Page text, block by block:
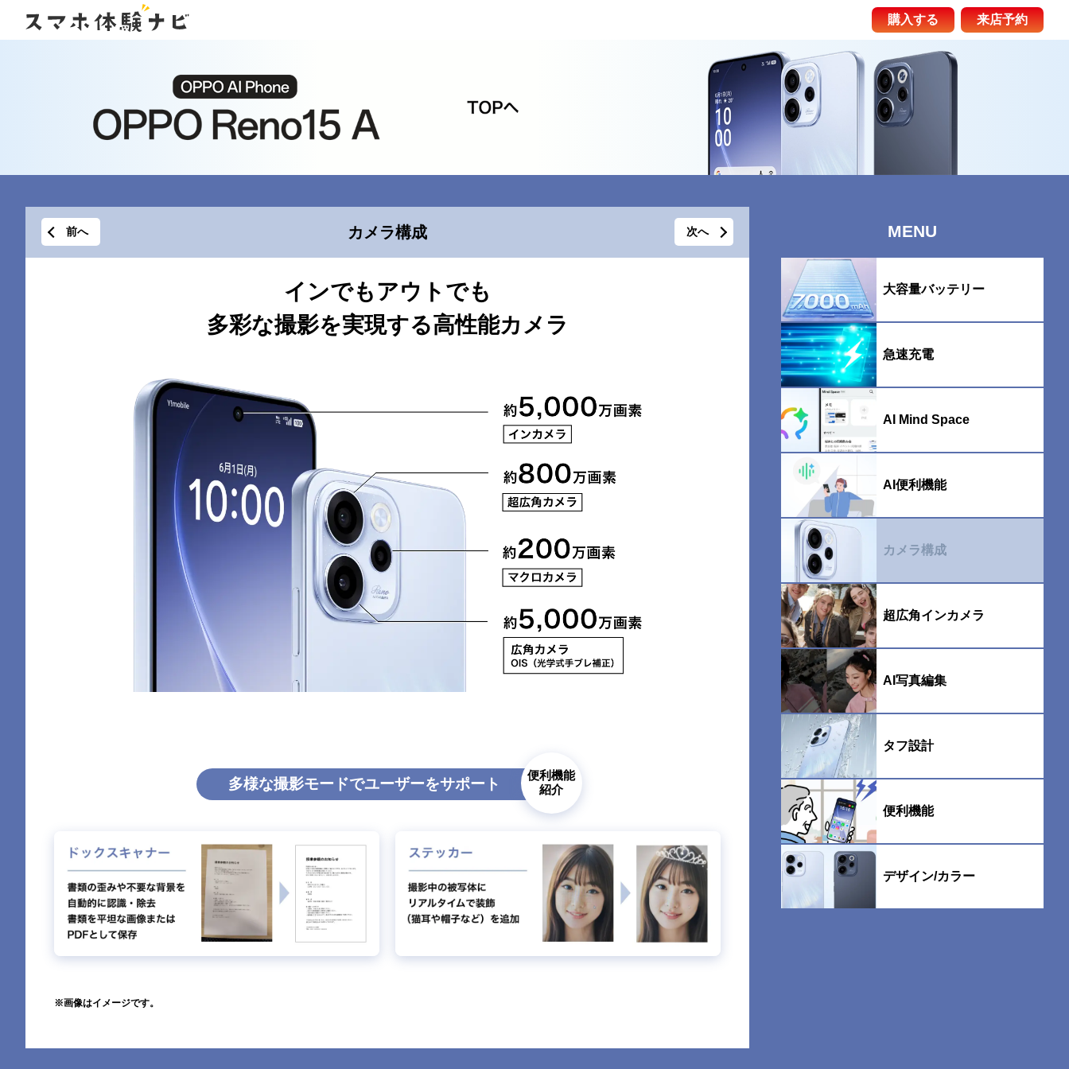
購入する 来店予約
カメラ構成 次へ
前へ
インでもアウトでも
多彩な撮影を実現する高性能カメラ
多様な撮影モードでユーザーをサポート
便利機能
紹介
※画像はイメージです。
MENU
大容量バッテリー
急速充電
AI Mind Space
AI便利機能
カメラ構成
超広⾓インカメラ
AI写真編集
タフ設計
便利機能
デザイン/カラー